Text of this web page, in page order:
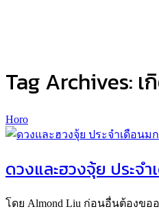
Tag Archives: เ
Horo
ดวงและฮวงจุ้ย ประจ
โดย Almond Liu ก่อนอื่นต้องข